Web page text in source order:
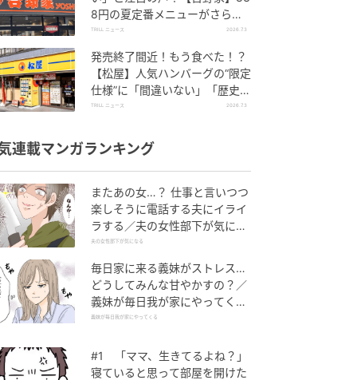
8円の夏定番メニューがさらに
パワーアップしていて旨すぎた
TRILL ニュース 2026.7.3
発売終了間近！もう食べた！？
【松屋】人気ハンバーグの“限定
仕様”に「間違いない」「歴史が
動く」と絶賛の声
TRILL ニュース 2026.7.3
連載マンガランキング
またあの女…？ 仕事と言いつつ
楽しそうに電話する夫にイライ
ラする／夫の女性部下が気にな
る（1）【夫婦の危機 まんが】
夫の女性部下が気になる
毎日家に来る義妹がストレス…
どうしてみんな甘やかすの？／
義妹が毎日我が家にやってくる
（1）【義父母がシンドイんで
義妹が毎日我が家にやってくる
#1 「ママ、生きてるよね？」
寝ていると思って部屋を開けた